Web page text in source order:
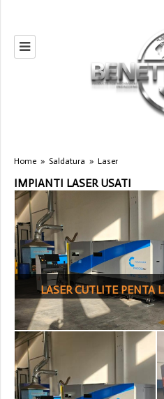
Home » Saldatura » Laser
IMPIANTI LASER USATI
LASER CUTLITE PENTA
USATO DEL